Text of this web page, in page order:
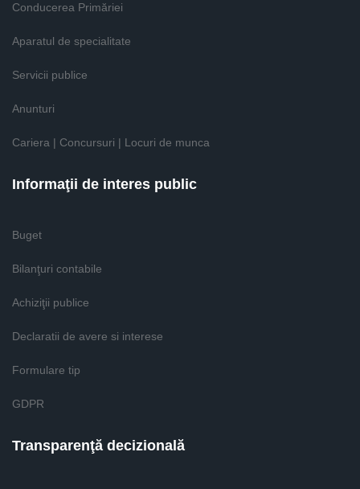
Conducerea Primăriei
Aparatul de specialitate
Servicii publice
Anunturi
Cariera | Concursuri | Locuri de munca
Informaţii de interes public
Buget
Bilanţuri contabile
Achiziţii publice
Declaratii de avere si interese
Formulare tip
GDPR
Transparenţă decizională